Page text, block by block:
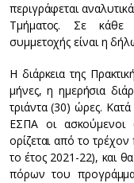
περιγράφεται
Τμήματος. Σε κάθε
συμμετοχής είναι η
Η διάρκεια της
μήνες, η ημερήσια
τριάντα (30) ώρες.
ΕΣΠΑ οι ασκούμενοι
ορίζεται από το
το έτος 2021-22), και
πόρων του